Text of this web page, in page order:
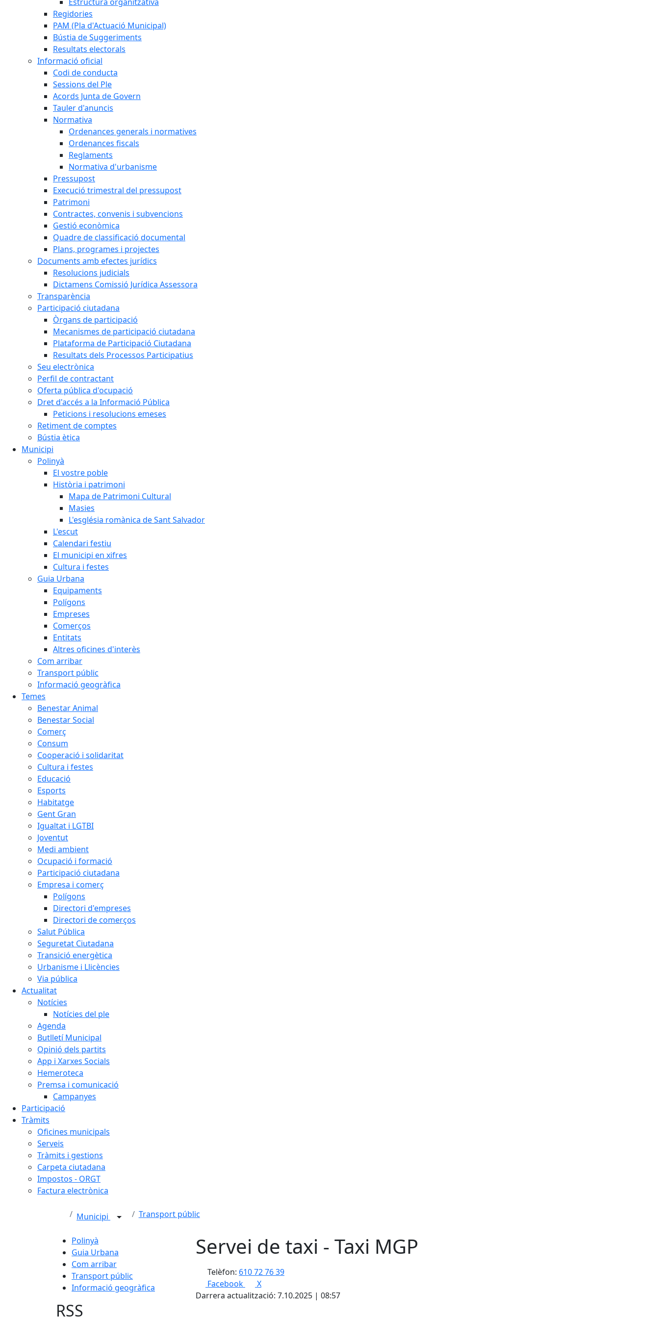
Regidories
PAM (Pla d'Actuació Municipal)
Bústia de Suggeriments
Resultats electorals
Informació oficial
Codi de conducta
Sessions del Ple
Acords Junta de Govern
Tauler d'anuncis
Normativa
Ordenances generals i normatives
Ordenances fiscals
Reglaments
Normativa d'urbanisme
Pressupost
Execució trimestral del pressupost
Patrimoni
Contractes, convenis i subvencions
Gestió econòmica
Quadre de classificació documental
Plans, programes i projectes
Documents amb efectes jurídics
Resolucions judicials
Dictamens Comissió Jurídica Assessora
Transparència
Participació ciutadana
Òrgans de participació
Mecanismes de participació ciutadana
Plataforma de Participació Ciutadana
Resultats dels Processos Participatius
Seu electrònica
Perfil de contractant
Oferta pública d'ocupació
Dret d'accés a la Informació Pública
Peticions i resolucions emeses
Retiment de comptes
Bústia ètica
Municipi
Polinyà
El vostre poble
Història i patrimoni
Mapa de Patrimoni Cultural
Masies
L'església romànica de Sant Salvador
L'escut
Calendari festiu
El municipi en xifres
Cultura i festes
Guia Urbana
Equipaments
Polígons
Empreses
Comerços
Entitats
Altres oficines d'interès
Com arribar
Transport públic
Informació geogràfica
Temes
Benestar Animal
Benestar Social
Comerç
Consum
Cooperació i solidaritat
Cultura i festes
Educació
Esports
Habitatge
Gent Gran
Igualtat i LGTBI
Joventut
Medi ambient
Ocupació i formació
Participació ciutadana
Empresa i comerç
Polígons
Directori d'empreses
Directori de comerços
Salut Pública
Seguretat Ciutadana
Transició energètica
Urbanisme i Llicències
Via pública
Actualitat
Notícies
Notícies del ple
Agenda
Butlletí Municipal
Opinió dels partits
App i Xarxes Socials
Hemeroteca
Premsa i comunicació
Campanyes
Participació
Tràmits
Oficines municipals
Serveis
Tràmits i gestions
Carpeta ciutadana
Impostos - ORGT
Factura electrònica
Municipi Transport públic
Polinyà
Guia Urbana
Com arribar
Transport públic
Informació geogràfica
Servei de taxi - Taxi MGP
Telèfon: 610 72 76 39
Facebook
X
Darrera actualització: 7.10.2025 | 08:57
RSS